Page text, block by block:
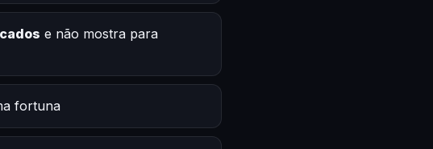
e não mostra para
fortuna